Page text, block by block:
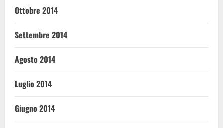
Ottobre 2014
Settembre 2014
Agosto 2014
Luglio 2014
Giugno 2014